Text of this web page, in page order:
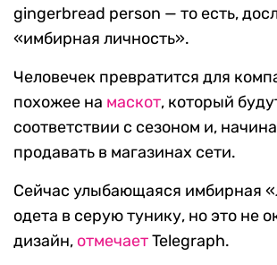
gingerbread person — то есть,
«имбирная личность».
Человечек превратится для
похожее на маскот, который
соответствии с сезоном и,
продавать в магазинах сети.
Сейчас улыбающаяся имбирная
одета в серую тунику, но это не
дизайн, отмечаетTelegraph.